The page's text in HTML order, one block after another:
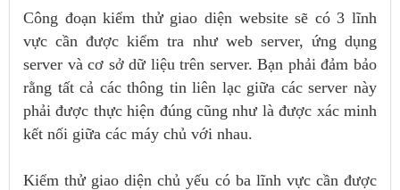
Công đoạn kiểm thử giao diện website sẽ có 3 lĩnh
vực cần được kiểm tra như web server, ứng dụng
server và cơ sở dữ liệu trên server. Bạn phải đảm bảo
rằng tất cả các thông tin liên lạc giữa các server này
phải được thực hiện đúng cũng như là được xác minh
kết nối giữa các máy chủ với nhau.
Kiểm thử giao diện chủ yếu có ba lĩnh vực cần được